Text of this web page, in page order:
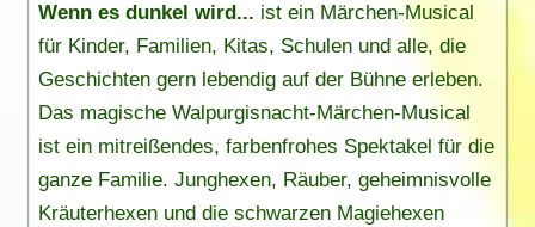
Wenn es dunkel wird... ist ein Märchen-Musical
für Kinder, Familien, Kitas, Schulen und alle, die
Geschichten gern lebendig auf der Bühne erleben.
Das magische Walpurgisnacht-Märchen-Musical
ist ein mitreißendes, farbenfrohes Spektakel für die
ganze Familie. Junghexen, Räuber, geheimnisvolle
Kräuterhexen und die schwarzen Magiehexen